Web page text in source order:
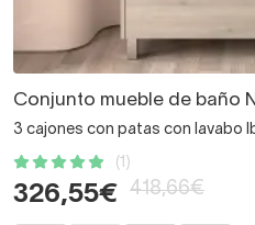
Conjunto mueble de baño
3 cajones con patas con lavabo
(1)
326,55€ 418,66€